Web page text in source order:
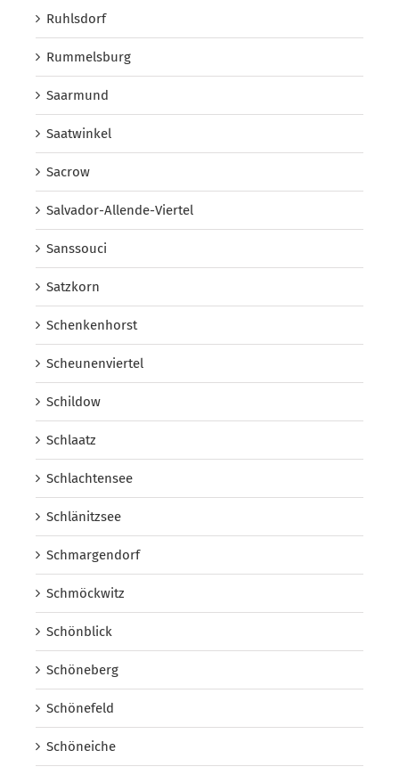
Ruhlsdorf
Rummelsburg
Saarmund
Saatwinkel
Sacrow
Salvador-Allende-Viertel
Sanssouci
Satzkorn
Schenkenhorst
Scheunenviertel
Schildow
Schlaatz
Schlachtensee
Schlänitzsee
Schmargendorf
Schmöckwitz
Schönblick
Schöneberg
Schönefeld
Schöneiche